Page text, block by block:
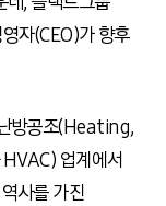
자(CEO)가 향후
방공조(Heating,
업계에서
사를 가진